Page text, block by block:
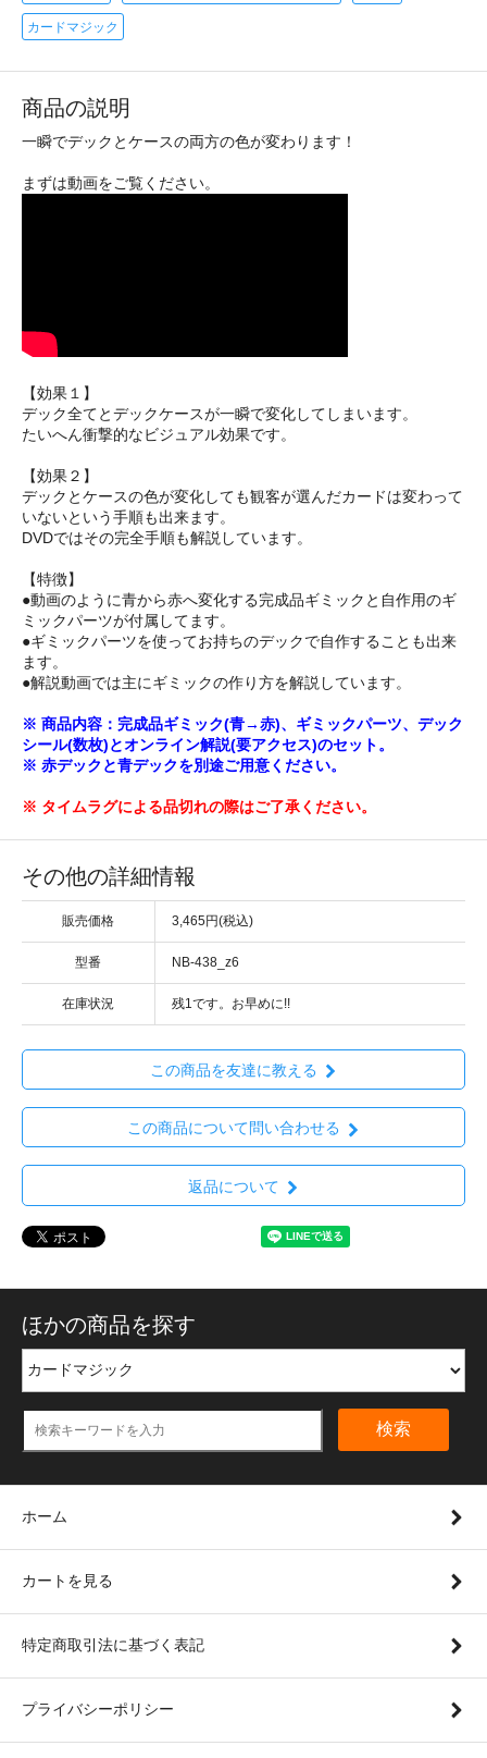
カードマジック
商品の説明
一瞬でデックとケースの両方の色が変わります！
まずは動画をご覧ください。
【効果１】
デック全てとデックケースが一瞬で変化してしまいます。
たいへん衝撃的なビジュアル効果です。
【効果２】
デックとケースの色が変化しても観客が選んだカードは変わって
いないという手順も出来ます。
DVDではその完全手順も解説しています。
【特徴】
●動画のように青から赤へ変化する完成品ギミックと自作用のギ
ミックパーツが付属してます。
●ギミックパーツを使ってお持ちのデックで自作することも出来
ます。
●解説動画では主にギミックの作り方を解説しています。
※ 商品内容：完成品ギミック(青→赤)、ギミックパーツ、デック
シール(数枚)とオンライン解説(要アクセス)のセット。
※ 赤デックと青デックを別途ご用意ください。
※ タイムラグによる品切れの際はご了承ください。
その他の詳細情報
販売価格 3,465円(税込)
型番 NB-438_z6
在庫状況 残1です。お早めに!!
この商品を友達に教える
この商品について問い合わせる
返品について
ほかの商品を探す
検索
ホーム
カートを見る
特定商取引法に基づく表記
プライバシーポリシー